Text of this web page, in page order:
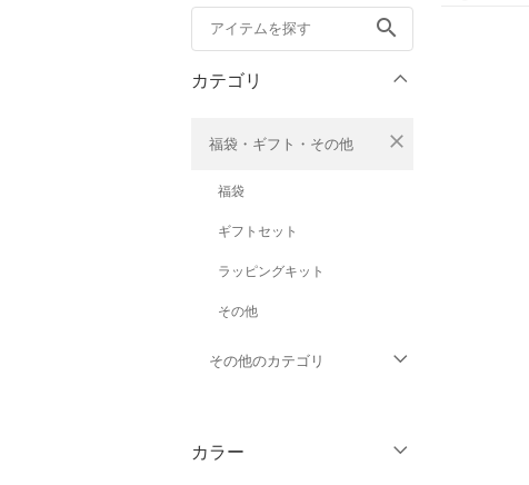
search
カテゴリ
福袋・ギフト・その他 close
福袋
ギフトセット
ラッピングキット
その他
その他のカテゴリ
ジャケット・アウター
カラー